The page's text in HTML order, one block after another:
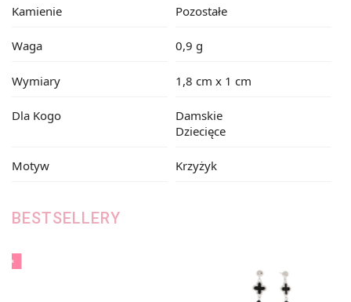
Kamienie Pozostałe
Waga 0,9 g
Wymiary 1,8 cm x 1 cm
Dla Kogo
Damskie
Dziecięce
Motyw Krzyżyk
BESTSELLERY